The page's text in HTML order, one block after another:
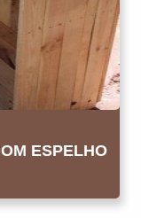
ESPELHO